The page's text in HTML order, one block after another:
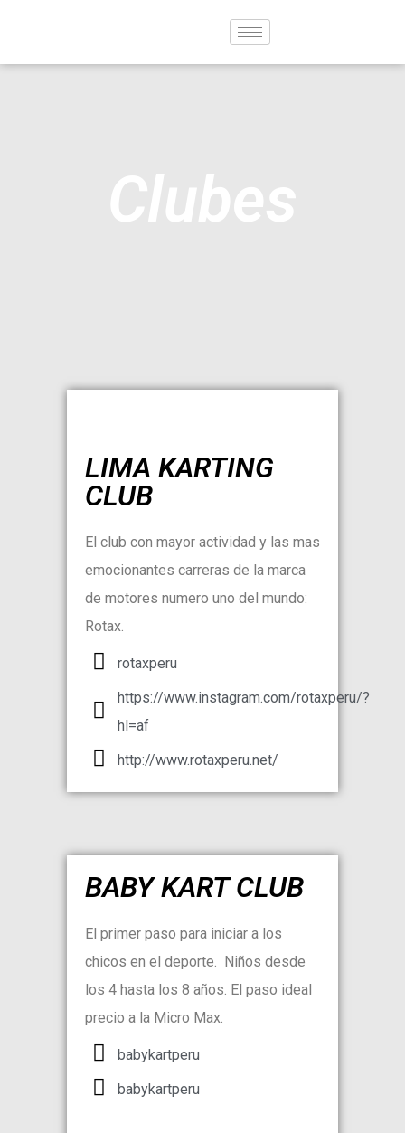
LIMA KARTING
CLUB
El club con mayor actividad y las mas
emocionantes carreras de la marca
de motores numero uno del mundo:
Rotax.
rotaxperu
https://www.instagram.com/rotaxperu/?
hl=af
http://www.rotaxperu.net/
BABY KART CLUB
El primer paso para iniciar a los
chicos en el deporte. Niños desde
los 4 hasta los 8 años. El paso ideal
precio a la Micro Max.
babykartperu
babykartperu